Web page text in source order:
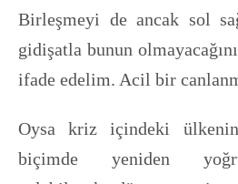
Birleşmeyi de ancak sol
gidişatla bunun
ifade edelim. Acil bir
Oysa kriz içindeki
biçimde yeniden